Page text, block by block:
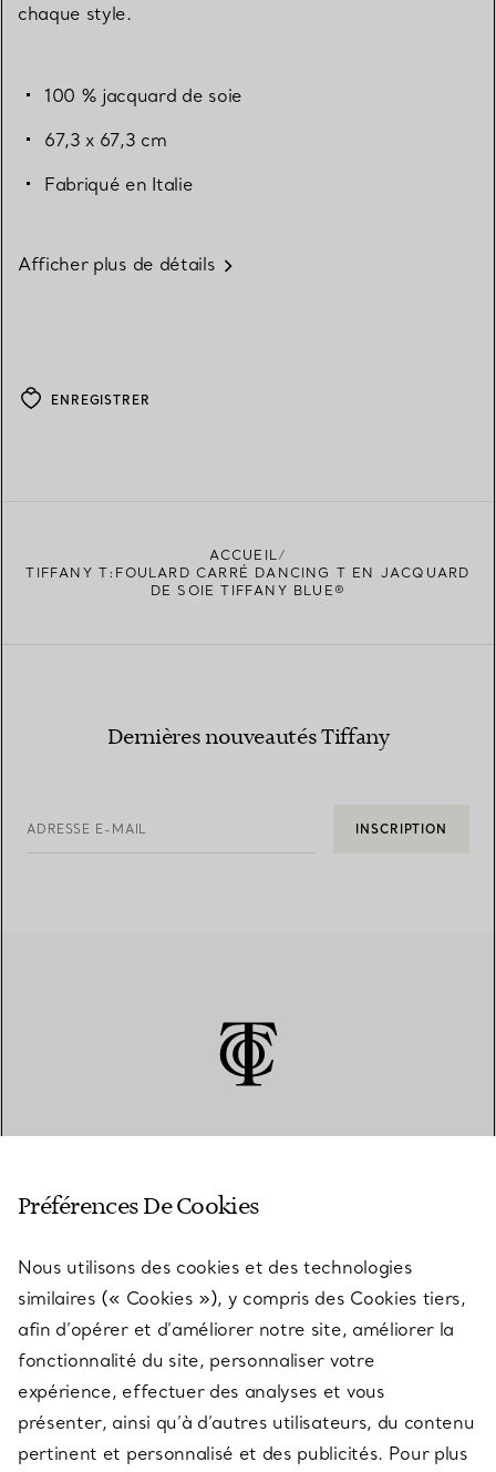
chaque style.
100 % jacquard de soie
67,3 x 67,3 cm
Fabriqué en Italie
Afficher plus de détails
ENREGISTRER
ACCUEIL
TIFFANY T:FOULARD CARRÉ DANCING T EN JACQUARD
DE SOIE TIFFANY BLUE®
Dernières nouveautés Tiffany
ADRESSE E-MAIL INSCRIPTION
SERVICES
À PROPOS
QUESTIONS LÉGALES
Préférences De Cookies
Nous utilisons des cookies et des technologies
similaires (« Cookies »), y compris des Cookies tiers,
afin d’opérer et d’améliorer notre site, améliorer la
fonctionnalité du site, personnaliser votre
expérience, effectuer des analyses et vous
présenter, ainsi qu’à d’autres utilisateurs, du contenu
pertinent et personnalisé et des publicités. Pour plus